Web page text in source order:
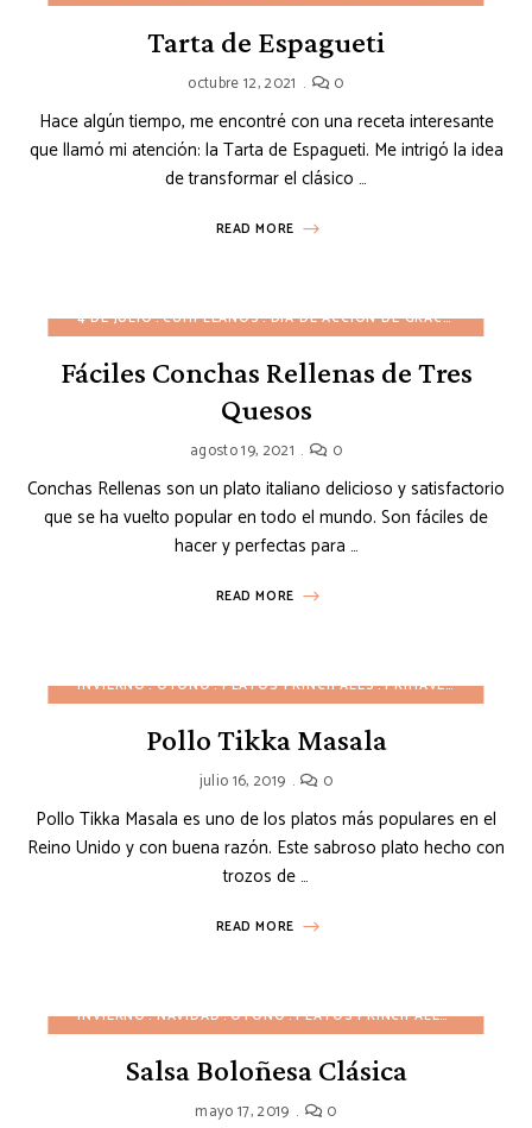
Tarta de Espagueti
octubre 12, 2021 0
Hace algún tiempo, me encontré con una receta interesante
que llamó mi atención: la Tarta de Espagueti. Me intrigó la idea
de transformar el clásico …
READ MORE
4 DE JULIO CUMPLEAÑOS DÍA DE ACCIÓN DE GRACIAS
Fáciles Conchas Rellenas de Tres
Quesos
agosto 19, 2021 0
Conchas Rellenas son un plato italiano delicioso y satisfactorio
que se ha vuelto popular en todo el mundo. Son fáciles de
hacer y perfectas para …
READ MORE
INVIERNO OTOÑO PLATOS PRINCIPALES PRIMAVERA
Pollo Tikka Masala
julio 16, 2019 0
Pollo Tikka Masala es uno de los platos más populares en el
Reino Unido y con buena razón. Este sabroso plato hecho con
trozos de …
READ MORE
INVIERNO NAVIDAD OTOÑO PLATOS PRINCIPALES
Salsa Boloñesa Clásica
mayo 17, 2019 0